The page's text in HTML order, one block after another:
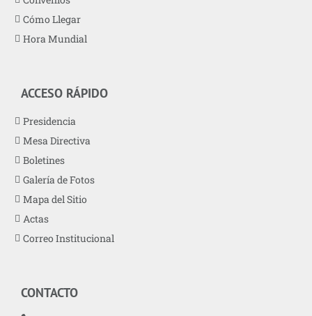
Cómo Llegar
Hora Mundial
ACCESO RÁPIDO
Presidencia
Mesa Directiva
Boletines
Galería de Fotos
Mapa del Sitio
Actas
Correo Institucional
CONTACTO